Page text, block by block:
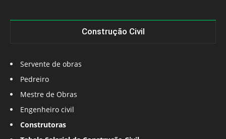
Construção Civil
Servente de obras
Pedreiro
Mestre de Obras
Engenheiro civil
Construtoras